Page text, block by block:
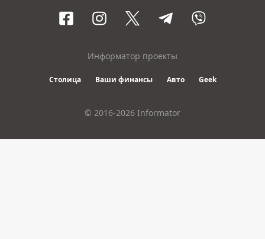
Информатор проекты
Столица Ваши финансы Авто Geek
© 2016-2026 Informator